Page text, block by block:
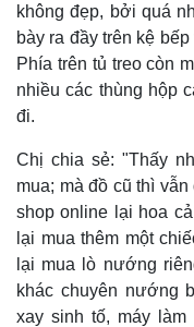
không đẹp, bởi quá
bày ra đầy trên kệ
Phía trên tủ treo còn
nhiều các thùng hộp
đi.
Chị chia sẻ: "Thấy
mua; mà đồ cũ thì
shop online lại hoa
lại mua thêm một
lại mua lò nướng
khác chuyên nướng
xay sinh tố, máy